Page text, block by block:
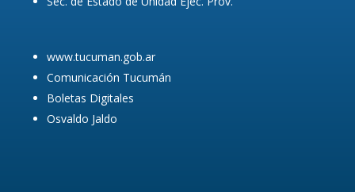
www.tucuman.gob.ar
Comunicación Tucumán
Boletas Digitales
Osvaldo Jaldo